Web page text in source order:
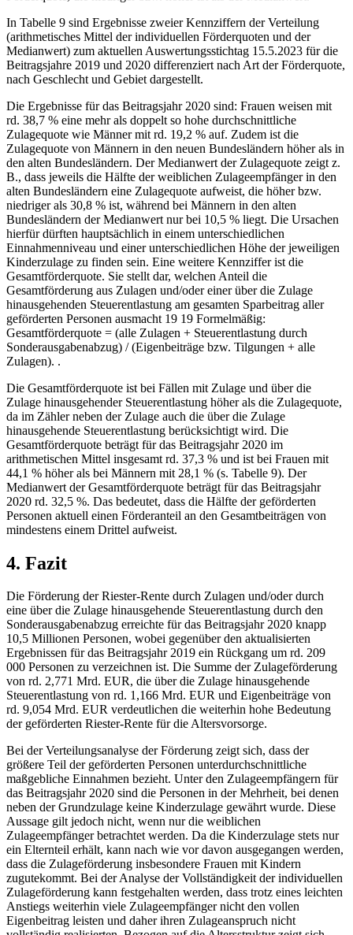
In Tabelle 9 sind Ergebnisse zweier Kennziffern der Verteilung
(arithmetisches Mittel der individuellen Förderquoten und der
Medianwert) zum aktuellen Auswertungsstichtag 15.5.2023 für die
Beitragsjahre 2019 und 2020 differenziert nach Art der Förderquote,
nach Geschlecht und Gebiet dargestellt.
Die Ergebnisse für das Beitragsjahr 2020 sind: Frauen weisen mit
rd. 38,7 % eine mehr als doppelt so hohe durchschnittliche
Zulagequote wie Männer mit rd. 19,2 % auf. Zudem ist die
Zulagequote von Männern in den neuen Bundesländern höher als in
den alten Bundesländern. Der Medianwert der Zulagequote zeigt z.
B., dass jeweils die Hälfte der weiblichen Zulageempfänger in den
alten Bundesländern eine Zulagequote aufweist, die höher bzw.
niedriger als 30,8 % ist, während bei Männern in den alten
Bundesländern der Medianwert nur bei 10,5 % liegt. Die Ursachen
hierfür dürften hauptsächlich in einem unterschiedlichen
Einnahmenniveau und einer unterschiedlichen Höhe der jeweiligen
Kinderzulage zu finden sein. Eine weitere Kennziffer ist die
Gesamtförderquote. Sie stellt dar, welchen Anteil die
Gesamtförderung aus Zulagen und/oder einer über die Zulage
hinausgehenden Steuerentlastung am gesamten Sparbeitrag aller
geförderten Personen ausmacht 19 19 Formelmäßig:
Gesamtförderquote = (alle Zulagen + Steuerentlastung durch
Sonderausgabenabzug) / (Eigenbeiträge bzw. Tilgungen + alle
Zulagen). .
Die Gesamtförderquote ist bei Fällen mit Zulage und über die
Zulage hinausgehender Steuerentlastung höher als die Zulagequote,
da im Zähler neben der Zulage auch die über die Zulage
hinausgehende Steuerentlastung berücksichtigt wird. Die
Gesamtförderquote beträgt für das Beitragsjahr 2020 im
arithmetischen Mittel insgesamt rd. 37,3 % und ist bei Frauen mit
44,1 % höher als bei Männern mit 28,1 % (s. Tabelle 9). Der
Medianwert der Gesamtförderquote beträgt für das Beitragsjahr
2020 rd. 32,5 %. Das bedeutet, dass die Hälfte der geförderten
Personen aktuell einen Förderanteil an den Gesamtbeiträgen von
mindestens einem Drittel aufweist.
4. Fazit
Die Förderung der Riester-Rente durch Zulagen und/oder durch
eine über die Zulage hinausgehende Steuerentlastung durch den
Sonderausgabenabzug erreichte für das Beitragsjahr 2020 knapp
10,5 Millionen Personen, wobei gegenüber den aktualisierten
Ergebnissen für das Beitragsjahr 2019 ein Rückgang um rd. 209
000 Personen zu verzeichnen ist. Die Summe der Zulageförderung
von rd. 2,771 Mrd. EUR, die über die Zulage hinausgehende
Steuerentlastung von rd. 1,166 Mrd. EUR und Eigenbeiträge von
rd. 9,054 Mrd. EUR verdeutlichen die weiterhin hohe Bedeutung
der geförderten Riester-Rente für die Altersvorsorge.
Bei der Verteilungsanalyse der Förderung zeigt sich, dass der
größere Teil der geförderten Personen unterdurchschnittliche
maßgebliche Einnahmen bezieht. Unter den Zulageempfängern für
das Beitragsjahr 2020 sind die Personen in der Mehrheit, bei denen
neben der Grundzulage keine Kinderzulage gewährt wurde. Diese
Aussage gilt jedoch nicht, wenn nur die weiblichen
Zulageempfänger betrachtet werden. Da die Kinderzulage stets nur
ein Elternteil erhält, kann nach wie vor davon ausgegangen werden,
dass die Zulageförderung insbesondere Frauen mit Kindern
zugutekommt. Bei der Analyse der Vollständigkeit der individuellen
Zulageförderung kann festgehalten werden, dass trotz eines leichten
Anstiegs weiterhin viele Zulageempfänger nicht den vollen
Eigenbeitrag leisten und daher ihren Zulageanspruch nicht